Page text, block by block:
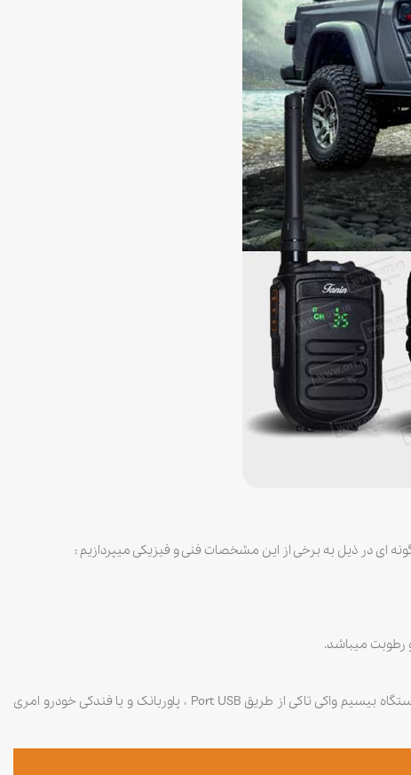
قابلیت شارژ بیسیم واکی تاکی توسط پایه شارژر و برای استفاده در محیط خارج شهر که دسترسی به برق شهری امکان پذیر نیست، امکان شارژ دستگاه بیسیم واکی تاکی از طریق Port USB ، پاوربانک و یا فندکی خودرو امری